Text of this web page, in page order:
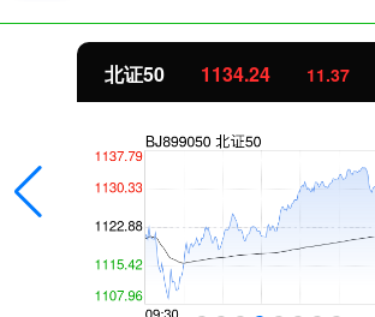
北证50 1134.24 11.37